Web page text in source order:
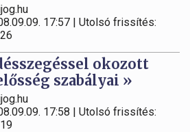
17:57 | Utolsó frissítés:
okozott
szabályai »
17:58 | Utolsó frissítés: